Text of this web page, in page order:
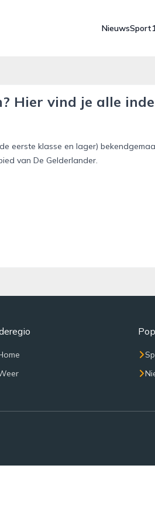
NieuwsSport
Hier vind je alle
eerste klasse en lager)
van De Gelderlander.